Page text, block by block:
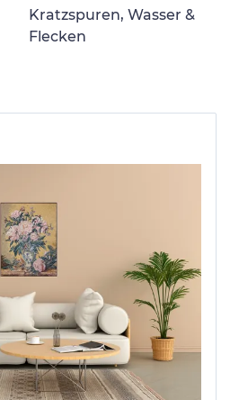
Kratzspuren, Wasser &
Flecken